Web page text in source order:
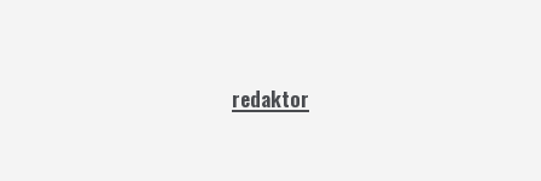
redaktor